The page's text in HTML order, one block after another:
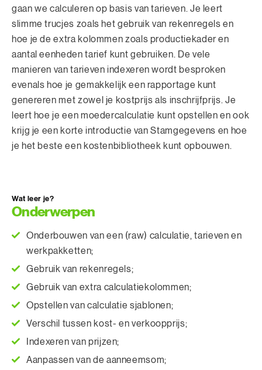
gaan we calculeren op basis van tarieven. Je leert
slimme trucjes zoals het gebruik van rekenregels en
hoe je de extra kolommen zoals productiekader en
aantal eenheden tarief kunt gebruiken. De vele
manieren van tarieven indexeren wordt besproken
evenals hoe je gemakkelijk een rapportage kunt
genereren met zowel je kostprijs als inschrijfprijs. Je
leert hoe je een moedercalculatie kunt opstellen en ook
krijg je een korte introductie van Stamgegevens en hoe
je het beste een kostenbibliotheek kunt opbouwen.
Wat leer je?
Onderwerpen
Onderbouwen van een (raw) calculatie, tarieven en
werkpakketten;
Gebruik van rekenregels;
Gebruik van extra calculatiekolommen;
Opstellen van calculatie sjablonen;
Verschil tussen kost- en verkoopprijs;
Indexeren van prijzen;
Aanpassen van de aanneemsom;